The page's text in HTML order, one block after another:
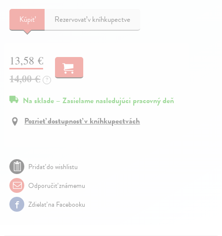
Kúpiť Rezervovať v kníhkupectve
13,58 €
14,00 € ?
Na sklade – Zasielame nasledujúci pracovný deň
Pozrieť dostupnosť v kníhkupectvách
Pridať do wishlistu
Odporučiť známemu
Zdielať na Facebooku